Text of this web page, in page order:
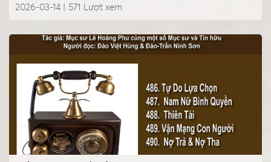
2026-03-14 | Lượt xem
571